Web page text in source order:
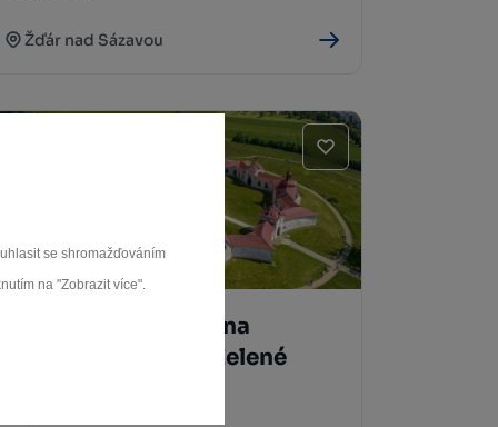
se shromažďováním
na "Zobrazit více".
Žďár nad Sázavou
Poutní kostel sv. Jana
Nepomuckého na Zelené